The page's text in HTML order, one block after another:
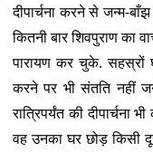
दीपार्चना करने से जन्म-
कितनी बार शिवपुराण का
पारायण कर चुके. सहस्रों
करने पर भी संतति नहीं
रात्रिपर्यंत की दीपार्चना
वह उनका घर छोड़ किसी